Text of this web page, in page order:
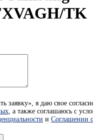
TK
заявку», я даю свое
, а также соглашаюсь с
и Соглашении